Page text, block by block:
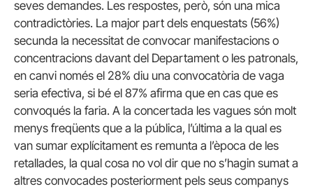
seves demandes. Les respostes, però, són una mica
contradictòries. La major part dels enquestats (56%)
secunda la necessitat de convocar manifestacions o
concentracions davant del Departament o les patronals,
en canvi només el 28% diu una convocatòria de vaga
seria efectiva, si bé el 87% afirma que en cas que es
convoqués la faria. A la concertada les vagues són molt
menys freqüents que a la pública, l’última a la qual es
van sumar explícitament es remunta a l’època de les
retallades, la qual cosa no vol dir que no s’hagin sumat a
altres convocades posteriorment pels seus companys